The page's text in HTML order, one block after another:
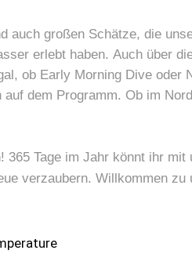
auch großen Schätze, die
erlebt haben. Auch über
ob Early Morning Dive oder
dem Programm. Ob im
Tage im Jahr könnt ihr mit
verzaubern. Willkommen zu